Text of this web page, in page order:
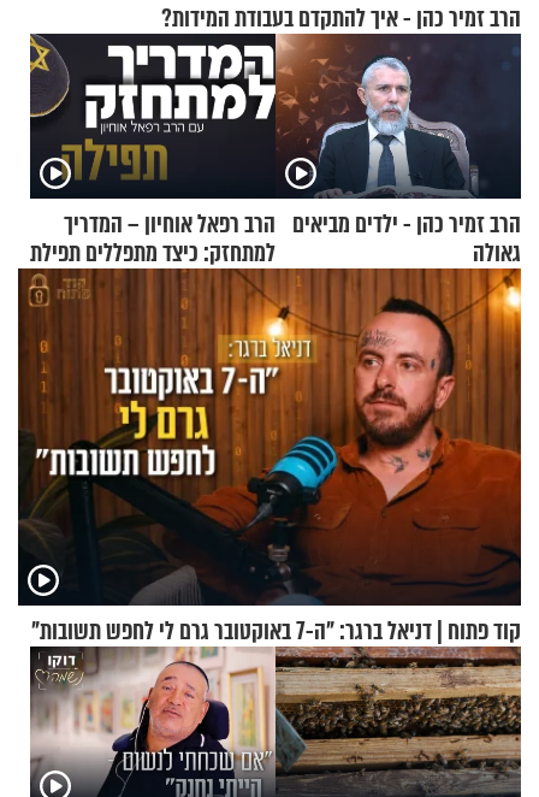
הרב זמיר כהן - איך להתקדם בעבודת המידות?
הרב זמיר כהן - ילדים מביאים
גאולה
הרב רפאל אוחיון – המדריך
למתחזק: כיצד מתפללים תפילת
שמונה עשרה?
קוד פתוח | דניאל ברגר: "ה-7 באוקטובר גרם לי לחפש תשובות"